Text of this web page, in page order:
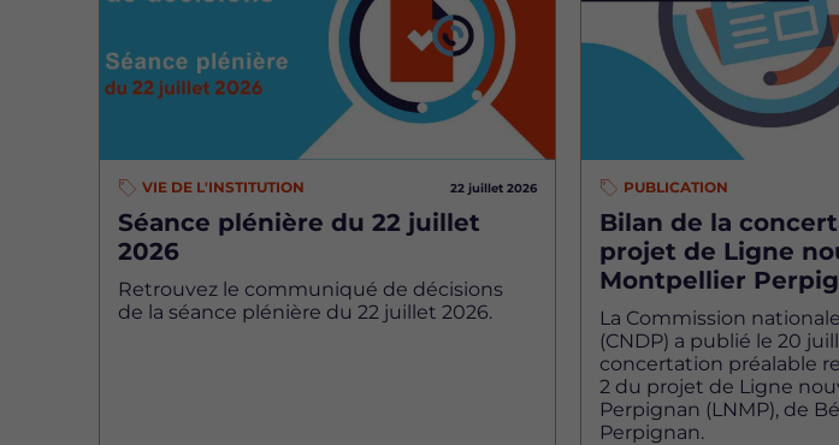
VIE DE L'INSTITUTION 22 juillet 2026
Séance plénière du 22 juillet
2026
Retrouvez le communiqué de décisions
de la séance plénière du 22 juillet 2026.
PUBLICATION
Bilan de la
projet de Ligne
Montpellier
La Commission
(CNDP) a publié le 20
concertation préalable
2 du projet de Ligne
Perpignan (LNMP), de
Perpignan.